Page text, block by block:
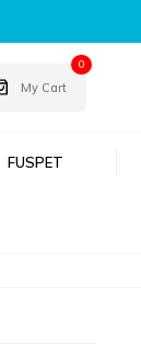
My Cart
0
FUSPET